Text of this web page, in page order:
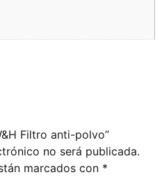
Filtro anti-polvo”
no será publicada.
marcados con *